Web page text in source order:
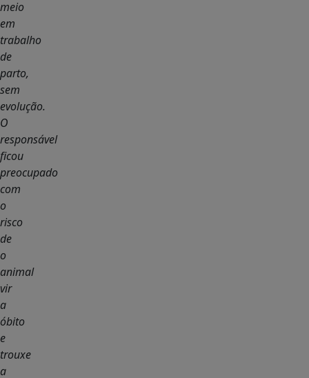
meio
em
trabalho
de
parto,
sem
evolução.
O
responsável
ficou
preocupado
com
o
risco
de
o
animal
vir
a
óbito
e
trouxe
a